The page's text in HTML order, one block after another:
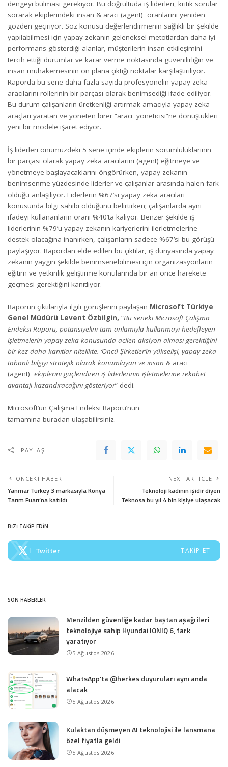
dengeyi bulması gerekiyor. Bu doğrultuda iş liderleri, kritik sorular
sorarak ekiplerindeki insan & aracı (agent) oranlarını yeniden
gözden geçiriyor. Söz konusu değerlendirmenin sağlıklı bir şekilde
yapılabilmesi için yapay zekanın geleneksel metotlardan daha iyi
performans gösterdiği alanlar, müşterilerin insan etkileşimini
tercih ettiği durumlar ve karar verme noktasında güvenilirliğin ve
insan muhakemesinin ön plana çıktığı noktalar karşılaştırılıyor.
Raporda bu sene daha fazla sayıda profesyonelin yapay zeka
aracılarını rollerinin bir parçası olarak benimsediği ifade ediliyor.
Bu durum çalışanların üretkenliği artırmak amacıyla yapay zeka
araçları yaratan ve yöneten birer “aracı yöneticisi”ne dönüştükleri
yeni bir modele işaret ediyor.
İş liderleri önümüzdeki 5 sene içinde ekiplerin sorumluluklarının
bir parçası olarak yapay zeka aracılarını (agent) eğitmeye ve
yönetmeye başlayacaklarını öngörürken, yapay zekanın
benimsenme yüzdesinde liderler ve çalışanlar arasında halen fark
olduğu anlaşılıyor. Liderlerin %67’si yapay zeka aracıları
konusunda bilgi sahibi olduğunu belirtirken; çalışanlarda aynı
ifadeyi kullananların oranı %40’ta kalıyor. Benzer şekilde iş
liderlerinin %79’u yapay zekanın kariyerlerini ilerletmelerine
destek olacağına inanırken, çalışanların sadece %67’si bu görüşü
paylaşıyor. Rapordan elde edilen bu çıktılar, iş dünyasında yapay
zekanın yaygın şekilde benimsenebilmesi için organizasyonların
eğitim ve yetkinlik geliştirme konularında bir an önce harekete
geçmesi gerektiğini kanıtlıyor.
Raporun çıktılarıyla ilgili görüşlerini paylaşan Microsoft Türkiye
Genel Müdürü Levent Özbilgin, “Bu seneki Microsoft Çalışma
Endeksi Raporu, potansiyelini tam anlamıyla kullanmayı hedefleyen
işletmelerin yapay zeka konusunda acilen aksiyon alması gerektiğini
bir kez daha kanıtlar nitelikte. ‘Öncü Şirketler’in yükselişi, yapay zeka
tabanlı bilgiyi stratejik olarak konumlayan ve insan & aracı
(agent) ekiplerini güçlendiren iş liderlerinin işletmelerine rekabet
avantajı kazandıracağını gösteriyor” dedi.
Microsoft’un Çalışma Endeksi Raporu’nun
tamamına buradan ulaşabilirsiniz.
PAYLAŞ
ÖNCEKI HABER
Yanmar Turkey 3 markasıyla Konya
Tarım Fuarı’na katıldı
NEXT ARTICLE
Teknoloji kadının işidir diyen
Teknosa bu yıl 4 bin kişiye ulaşacak
BİZİ TAKİP EDİN
Twitter TAKIP ET
SON HABERLER
Menzilden güvenliğe kadar baştan aşağı ileri
teknolojiye sahip Hyundai IONIQ 6, fark
yaratıyor
5 Ağustos 2026
WhatsApp’ta @herkes duyuruları aynı anda
alacak
5 Ağustos 2026
Kulaktan düşmeyen AI teknolojisi ile lansmana
özel fiyatla geldi
5 Ağustos 2026